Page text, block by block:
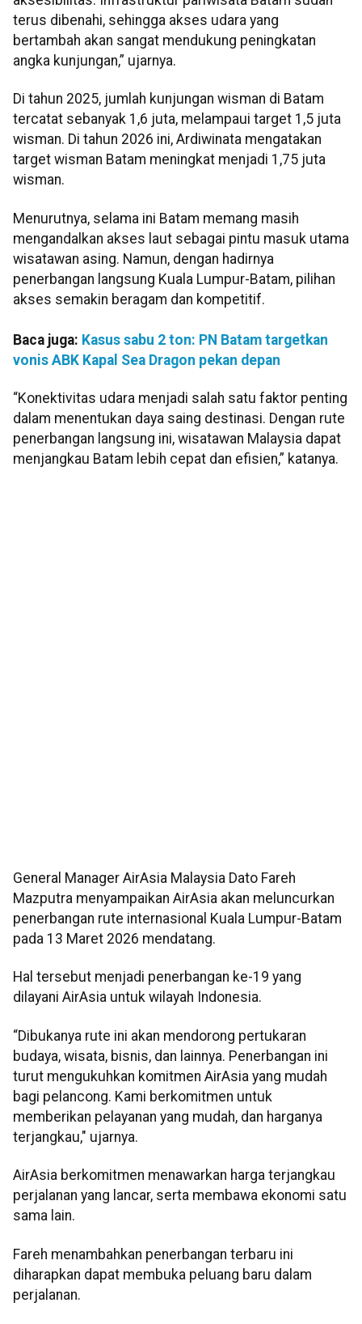
terus dibenahi, sehingga akses udara yang
bertambah akan sangat mendukung peningkatan
angka kunjungan,” ujarnya.
Di tahun 2025, jumlah kunjungan wisman di Batam
tercatat sebanyak 1,6 juta, melampaui target 1,5 juta
wisman. Di tahun 2026 ini, Ardiwinata mengatakan
target wisman Batam meningkat menjadi 1,75 juta
wisman.
Menurutnya, selama ini Batam memang masih
mengandalkan akses laut sebagai pintu masuk utama
wisatawan asing. Namun, dengan hadirnya
penerbangan langsung Kuala Lumpur-Batam, pilihan
akses semakin beragam dan kompetitif.
Baca juga: Kasus sabu 2 ton: PN Batam targetkan
vonis ABK Kapal Sea Dragon pekan depan
“Konektivitas udara menjadi salah satu faktor penting
dalam menentukan daya saing destinasi. Dengan rute
penerbangan langsung ini, wisatawan Malaysia dapat
menjangkau Batam lebih cepat dan efisien,” katanya.
General Manager AirAsia Malaysia Dato Fareh
Mazputra menyampaikan AirAsia akan meluncurkan
penerbangan rute internasional Kuala Lumpur-Batam
pada 13 Maret 2026 mendatang.
Hal tersebut menjadi penerbangan ke-19 yang
dilayani AirAsia untuk wilayah Indonesia.
“Dibukanya rute ini akan mendorong pertukaran
budaya, wisata, bisnis, dan lainnya. Penerbangan ini
turut mengukuhkan komitmen AirAsia yang mudah
bagi pelancong. Kami berkomitmen untuk
memberikan pelayanan yang mudah, dan harganya
terjangkau," ujarnya.
AirAsia berkomitmen menawarkan harga terjangkau
perjalanan yang lancar, serta membawa ekonomi satu
sama lain.
Fareh menambahkan penerbangan terbaru ini
diharapkan dapat membuka peluang baru dalam
perjalanan.